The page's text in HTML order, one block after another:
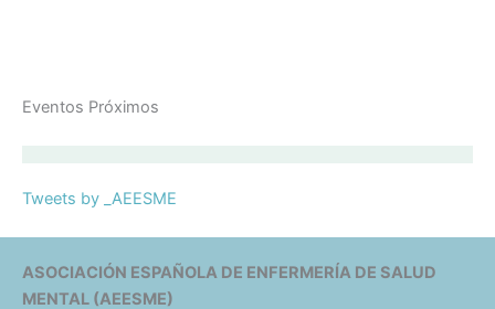
Eventos Próximos
Tweets by _AEESME
ASOCIACIÓN ESPAÑOLA DE ENFERMERÍA DE SALUD
MENTAL (AEESME)